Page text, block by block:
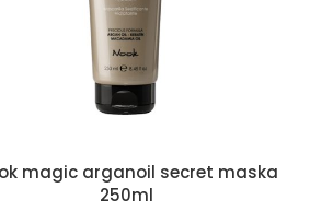
magic arganoil secret maska
250ml